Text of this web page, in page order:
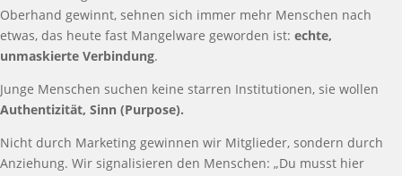
Oberhand gewinnt, sehnen sich immer mehr Menschen nach
etwas, das heute fast Mangelware geworden ist: echte,
unmaskierte Verbindung.
Junge Menschen suchen keine starren Institutionen, sie wollen
Authentizität, Sinn (Purpose).
Nicht durch Marketing gewinnen wir Mitglieder, sondern durch
Anziehung. Wir signalisieren den Menschen: „Du musst hier